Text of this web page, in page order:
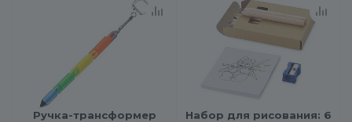
Ручка-трансформер
Набор для рисования: 6